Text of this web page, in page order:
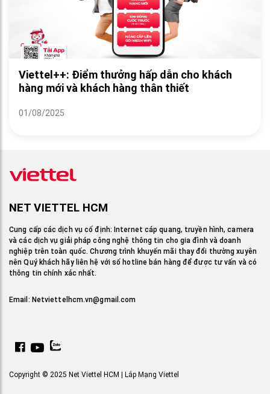
Viettel++: Điểm thưởng hấp dẫn cho khách
hàng mới và khách hàng thân thiết
01/08/2025
NET VIETTEL HCM
Cung cấp các dịch vụ cố định: Internet cáp quang, truyền hình, camera
và các dịch vụ giải pháp công nghệ thông tin cho gia đình và doanh
nghiệp trên toàn quốc. Chương trình khuyến mãi thay đổi thường xuyên
nên Quý khách hãy liên hệ với số hotline bán hàng để được tư vấn và có
thông tin chính xác nhất.
Email: Netviettelhcm.vn@gmail.com
Copyright © 2025 Net Viettel HCM | Lắp Mạng Viettel